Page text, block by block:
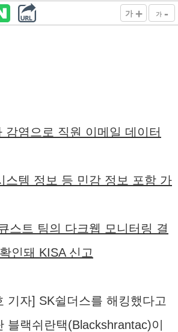
가 + 가 -
감염으로 직원 이메일 데이터
스템 정보 등 민감 정보 포함 가
스트 팀의 다크웹 모니터링 결
인돼 KISA 신고
기자] SK쉴더스를 해킹했다고
블랙쉬란택(Blackshrantac)이